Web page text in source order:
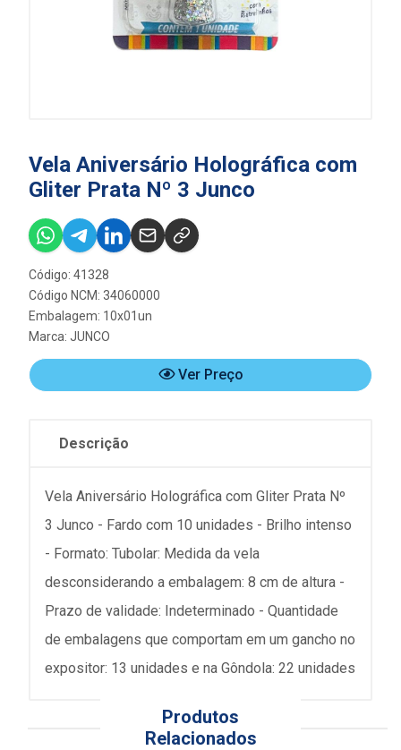
Vela Aniversário Holográfica com
Gliter Prata Nº 3 Junco
Código: 41328
Código NCM: 34060000
Embalagem: 10x01un
Marca: JUNCO
Ver Preço
Descrição
Vela Aniversário Holográfica com Gliter Prata Nº
3 Junco - Fardo com 10 unidades - Brilho intenso
- Formato: Tubolar: Medida da vela
desconsiderando a embalagem: 8 cm de altura -
Prazo de validade: Indeterminado - Quantidade
de embalagens que comportam em um gancho no
expositor: 13 unidades e na Gôndola: 22 unidades
Produtos
Relacionados